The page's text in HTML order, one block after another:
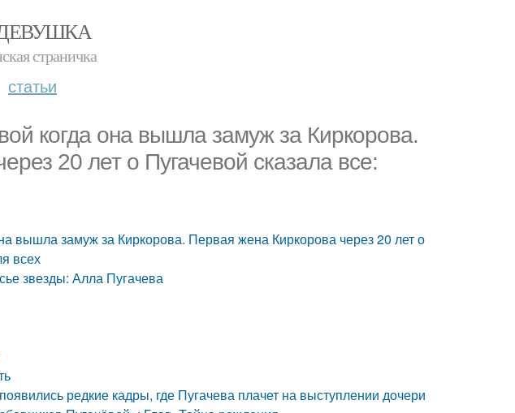
страничка
статьи
когда она вышла замуж за Киркорова.
20 лет о Пугачевой сказала все:
вышла замуж за Киркорова. Первая жена Киркорова через 20 лет о
всех
звезды: Алла Пугачева
редкие кадры, где Пугачева плачет на выступлении дочери